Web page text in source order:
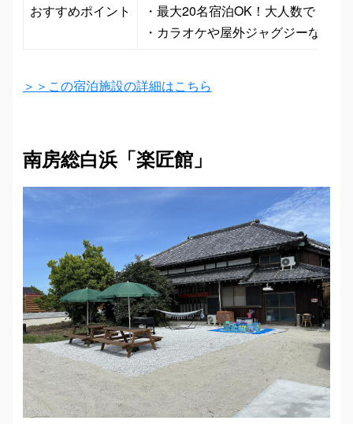
おすすめポイント
・最大20名宿泊OK！大人数でも快
・カラオケや屋外ジャグジーなど
＞＞この宿泊施設の詳細はこちら
南房総白浜「楽匠館」